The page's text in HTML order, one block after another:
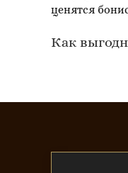
ценятся
Как